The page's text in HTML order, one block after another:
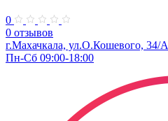
0
0 отзывов
г.Махачкала, ул.О.Кошевого, 34/А
Пн-Сб 09:00-18:00